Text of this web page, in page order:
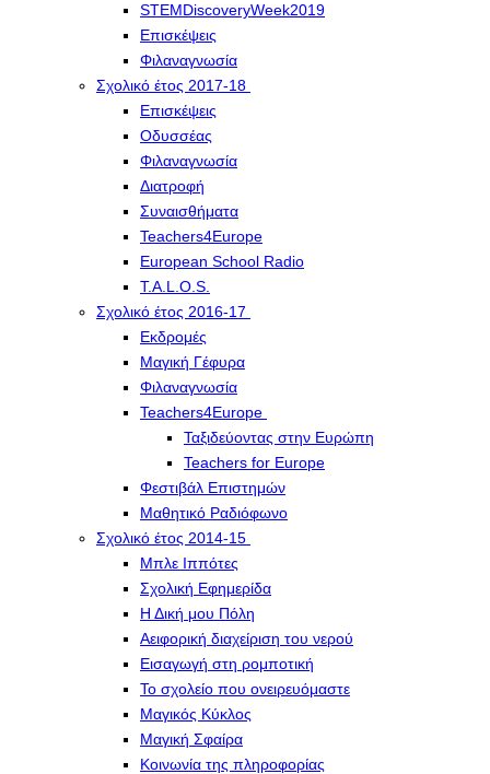
STEMDiscoveryWeek2019
Επισκέψεις
Φιλαναγνωσία
Σχολικό έτος 2017-18
Επισκέψεις
Οδυσσέας
Φιλαναγνωσία
Διατροφή
Συναισθήματα
Teachers4Europe
European School Radio
T.A.L.O.S.
Σχολικό έτος 2016-17
Εκδρομές
Μαγική Γέφυρα
Φιλαναγνωσία
Teachers4Europe
Ταξιδεύοντας στην Ευρώπη
Teachers for Europe
Φεστιβάλ Επιστημών
Μαθητικό Ραδιόφωνο
Σχολικό έτος 2014-15
Μπλε Ιππότες
Σχολική Εφημερίδα
Η Δική μου Πόλη
Αειφορική διαχείριση του νερού
Εισαγωγή στη ρομποτική
Το σχολείο που ονειρευόμαστε
Μαγικός Κύκλος
Μαγική Σφαίρα
Kοινωνία της πληροφορίας